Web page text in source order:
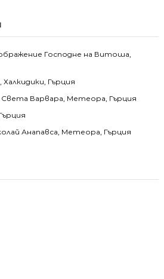
Господне на Витоша,
Гърция
Света Варвара, Метеора, Гърция
Анапавса, Метеора, Гърция